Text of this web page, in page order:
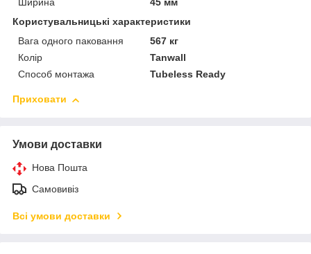
Ширина
45 мм
Користувальницькі характеристики
Вага одного паковання
567 кг
Колір
Tanwall
Способ монтажа
Tubeless Ready
Приховати
Умови доставки
Нова Пошта
Самовивіз
Всі умови доставки